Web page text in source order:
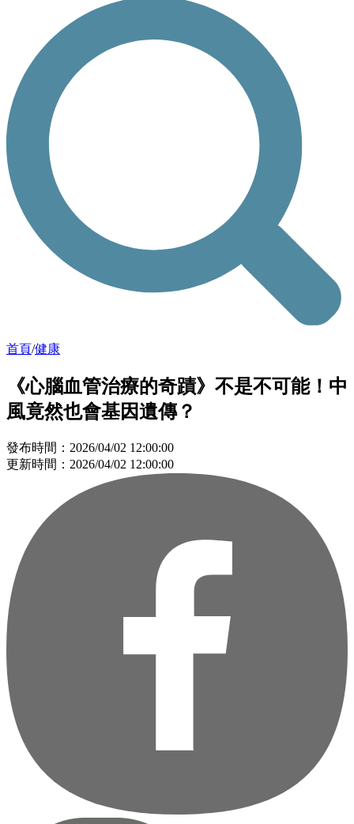
首頁/健康
《心腦血管治療的奇蹟》不是不可能！中
風竟然也會基因遺傳？
發布時間：2026/04/02 12:00:00
更新時間：2026/04/02 12:00:00